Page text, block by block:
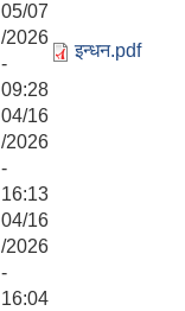
05/07
/2026
-
09:28
इन्धन.pdf
04/16
/2026
-
16:13
04/16
/2026
-
16:04